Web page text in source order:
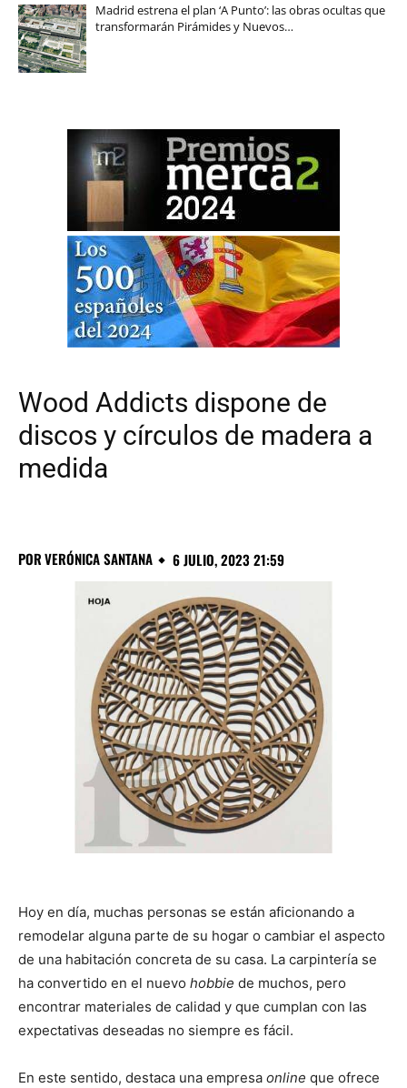
Madrid estrena el plan ‘A Punto’: las obras ocultas que
transformarán Pirámides y Nuevos…
Wood Addicts dispone de
discos y círculos de madera a
medida
PORVERÓNICA SANTANA 6 JULIO, 2023 21:59
Hoy en día, muchas personas se están aficionando a
remodelar alguna parte de su hogar o cambiar el aspecto
de una habitación concreta de su casa. La carpintería se
ha convertido en el nuevo hobbie de muchos, pero
encontrar materiales de calidad y que cumplan con las
expectativas deseadas no siempre es fácil.
En este sentido, destaca una empresa online que ofrece